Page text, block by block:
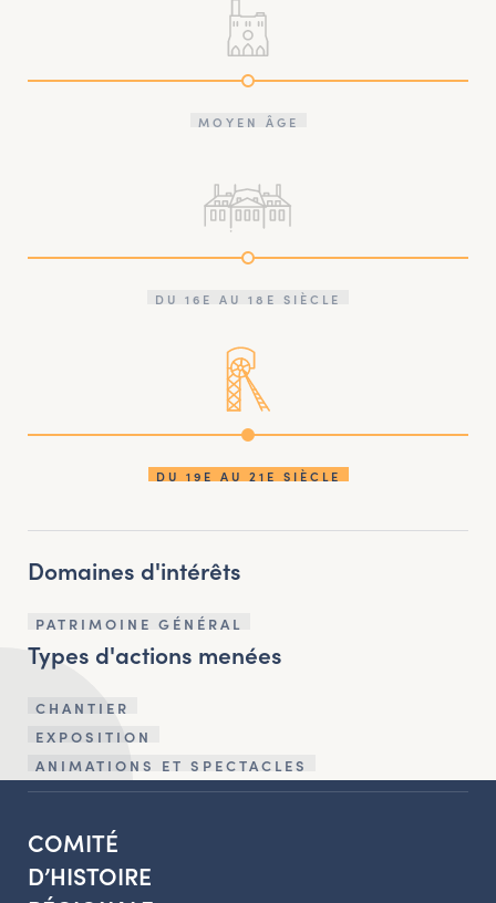
MOYEN ÂGE
DU 16E AU 18E SIÈCLE
DU 19E AU 21E SIÈCLE
Domaines d'intérêts
PATRIMOINE GÉNÉRAL
Types d'actions menées
CHANTIER
EXPOSITION
ANIMATIONS ET SPECTACLES
COMITÉ
D’HISTOIRE